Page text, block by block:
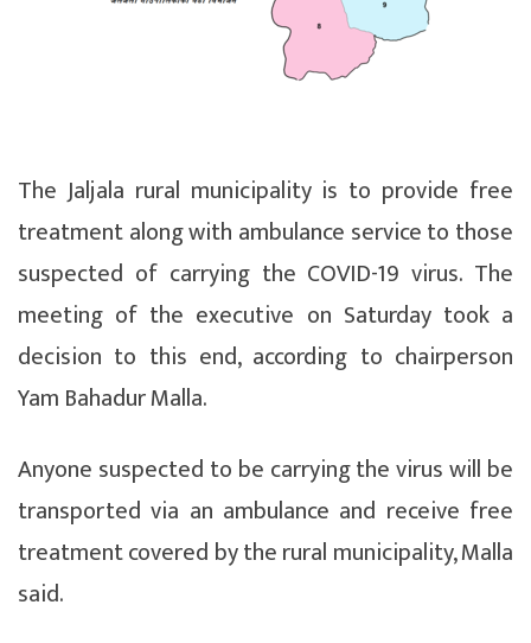
The Jaljala rural municipality is to provide free
treatment along with ambulance service to those
suspected of carrying the COVID-19 virus. The
meeting of the executive on Saturday took a
decision to this end, according to chairperson
Yam Bahadur Malla.
Anyone suspected to be carrying the virus will be
transported via an ambulance and receive free
treatment covered by the rural municipality, Malla
said.